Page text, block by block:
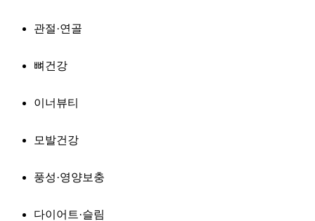
관절·연골
뼈건강
이너뷰티
모발건강
풍성·영양보충
다이어트·슬림